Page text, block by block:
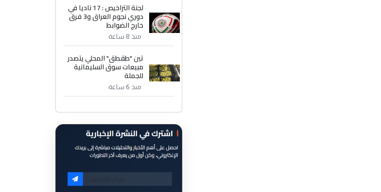
لجنة التراخيص : 17 ناديا في
دوري نجوم العراق و3 فرق
خارج الضوابط
منذ 8 ساعة
تين "طقطق" المحلي يتصدر
مبيعات سوق السليمانية
للجملة
منذ 6 ساعة